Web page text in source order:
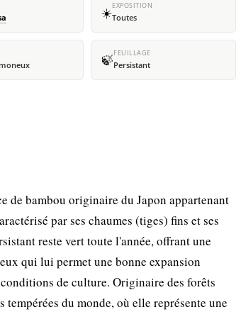
☀️EXPOSITION
Toutes
🍃FEUILLAGE
Persistant
de bambou originaire du Japon appartenant
par ses chaumes (tiges) fins et ses
reste vert toute l'année, offrant une
qui lui permet une bonne expansion
de culture. Originaire des forêts
du monde, où elle représente une